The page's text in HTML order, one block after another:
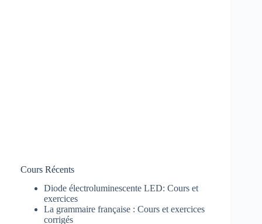
Cours Récents
Diode électroluminescente LED: Cours et
exercices
La grammaire française : Cours et exercices
corrigés